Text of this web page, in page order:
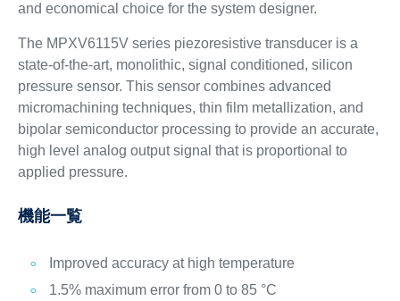
and economical choice for the system designer.
The MPXV6115V series piezoresistive transducer is a
state-of-the-art, monolithic, signal conditioned, silicon
pressure sensor. This sensor combines advanced
micromachining techniques, thin film metallization, and
bipolar semiconductor processing to provide an accurate,
high level analog output signal that is proportional to
applied pressure.
機能一覧
Improved accuracy at high temperature
1.5% maximum error from 0 to 85 °C